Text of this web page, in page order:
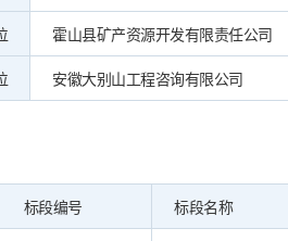
霍山县矿产资源开发有限责任公司
安徽大别山工程咨询有限公司
标段编号 标段名称